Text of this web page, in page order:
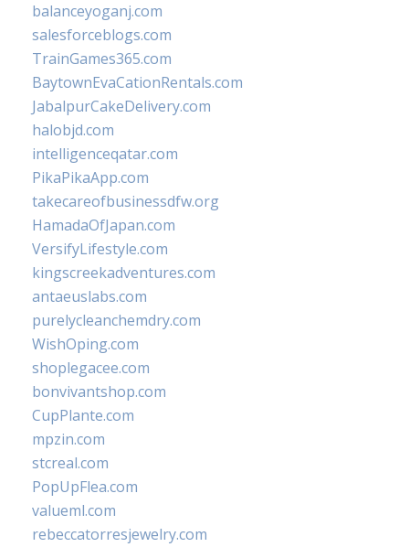
balanceyoganj.com
salesforceblogs.com
TrainGames365.com
BaytownEvaCationRentals.com
JabalpurCakeDelivery.com
halobjd.com
intelligenceqatar.com
PikaPikaApp.com
takecareofbusinessdfw.org
HamadaOfJapan.com
VersifyLifestyle.com
kingscreekadventures.com
antaeuslabs.com
purelycleanchemdry.com
WishOping.com
shoplegacee.com
bonvivantshop.com
CupPlante.com
mpzin.com
stcreal.com
PopUpFlea.com
valueml.com
rebeccatorresjewelry.com